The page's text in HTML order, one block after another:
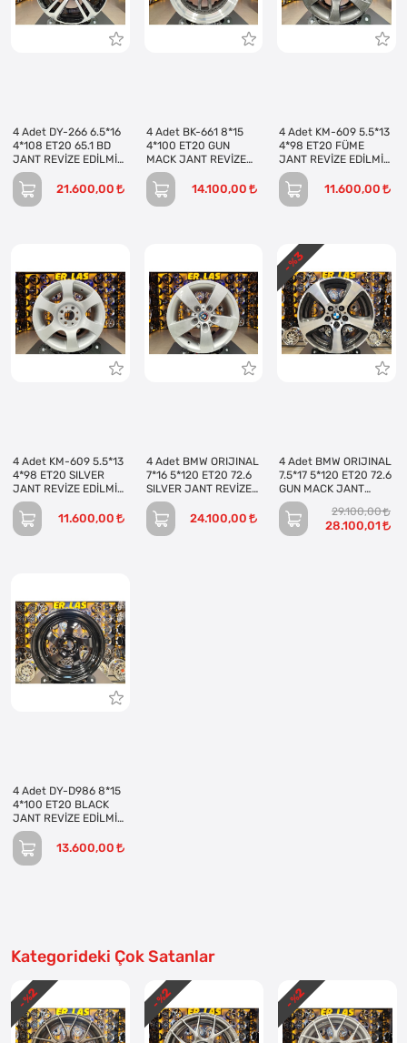
4 Adet DY-266 6.5*16
4*108 ET20 65.1 BD
JANT REVİZE EDİLMİŞ
(Takım)
21.600,00
4 Adet BK-661 8*15
4*100 ET20 GUN
MACK JANT REVİZE
EDİLMİŞ (Takım)
14.100,00
4 Adet KM-609 5.5*13
4*98 ET20 FÜME
JANT REVİZE EDİLMİŞ
(Takım)
11.600,00
4 Adet KM-609 5.5*13
4*98 ET20 SILVER
JANT REVİZE EDİLMİŞ
(Takım)
11.600,00
4 Adet BMW ORIJINAL
7*16 5*120 ET20 72.6
SILVER JANT REVİZE
24.100,00
4 Adet BMW ORIJINAL
7.5*17 5*120 ET20 72.6
GUN MACK JANT
REVİZE EDİLMİŞ
(Takım)
29.100,00
28.100,01
- %
3
4 Adet DY-D986 8*15
4*100 ET20 BLACK
JANT REVİZE EDİLMİŞ
(Takım)
13.600,00
Kategorideki Çok Satanlar
- %
2 - %
2 - %
2